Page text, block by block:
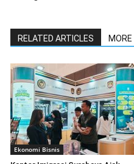
RELATED ARTICLES
Ekonomi Bisnis